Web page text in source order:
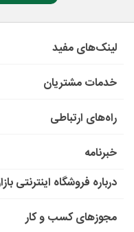
لینک‌های مفید
خدمات مشتریان
راه‌های ارتباطی
خبرنامه
درباره‌ فروشگاه اینترنتی
مجوزهای کسب و کار